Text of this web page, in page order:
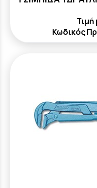
Κωδικός